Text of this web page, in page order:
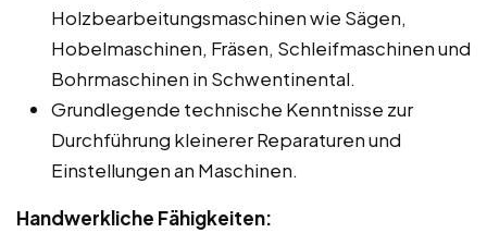
Holzbearbeitungsmaschinen wie Sägen,
Hobelmaschinen, Fräsen, Schleifmaschinen und
Bohrmaschinen in Schwentinental.
Grundlegende technische Kenntnisse zur
Durchführung kleinerer Reparaturen und
Einstellungen an Maschinen.
Handwerkliche Fähigkeiten: